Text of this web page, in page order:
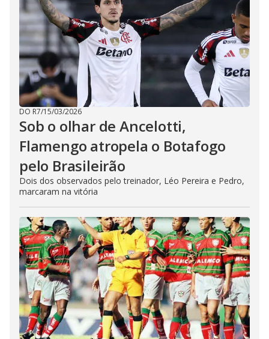
DO R7/15/03/2026
Sob o olhar de Ancelotti,
Flamengo atropela o Botafogo
pelo Brasileirão
Dois dos observados pelo treinador, Léo Pereira e Pedro,
marcaram na vitória